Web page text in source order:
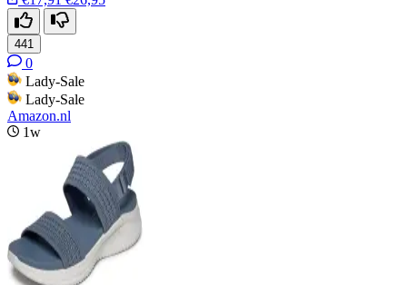
441
0
Lady-Sale
Lady-Sale
Amazon.nl
1w